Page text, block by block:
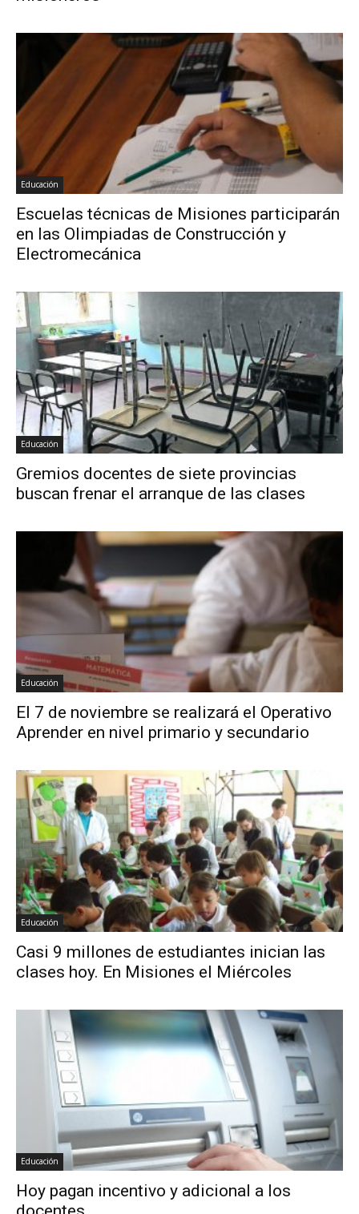
Educación
Escuelas técnicas de Misiones participarán
en las Olimpiadas de Construcción y
Electromecánica
Educación
Gremios docentes de siete provincias
buscan frenar el arranque de las clases
Educación
El 7 de noviembre se realizará el Operativo
Aprender en nivel primario y secundario
Educación
Casi 9 millones de estudiantes inician las
clases hoy. En Misiones el Miércoles
Educación
Hoy pagan incentivo y adicional a los